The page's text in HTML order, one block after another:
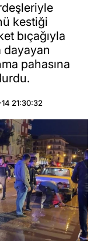
kestiği
bıçağıyla
dayayan
pahasına
21:30:32